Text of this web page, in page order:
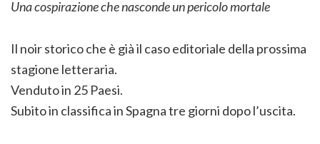
Una cospirazione che nasconde un pericolo mortale
Il noir storico che è già il caso editoriale della prossima
stagione letteraria.
Venduto in 25 Paesi.
Subito in classifica in Spagna tre giorni dopo l’uscita.